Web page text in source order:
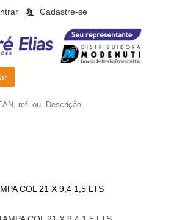
Cadastre-se
COL 21 X 9,4 1,5 LTS